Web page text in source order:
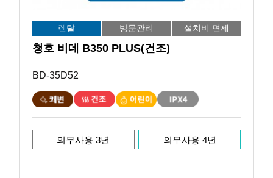
렌탈 방문관리 설치비 면제
청호 비데 B350 PLUS(건조)
BD-35D52
의무사용 3년 의무사용 4년